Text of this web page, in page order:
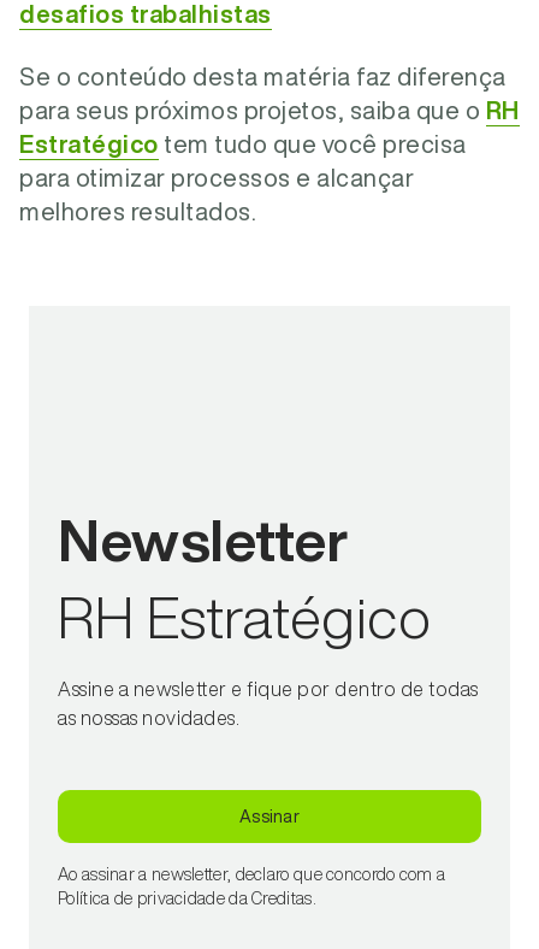
desafios trabalhistas
Se o conteúdo desta matéria faz diferença
para seus próximos projetos, saiba que o RH
Estratégico tem tudo que você precisa
para otimizar processos e alcançar
melhores resultados.
Newsletter
RH Estratégico
Assine a newsletter e fique por dentro de todas
as nossas novidades.
Assinar
Ao assinar a newsletter, declaro que concordo com a
Política de privacidade da Creditas.